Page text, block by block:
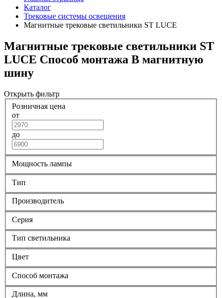
Каталог
Трековые системы освещения
Магнитные трековые светильники ST LUCE
Магнитные трековые светильники ST
LUCE Способ монтажа В магнитную
шину
Открыть фильтр
Розничная цена
от
до
Мощность лампы
Тип
Производитель
Серия
Тип светильника
Цвет
Способ монтажа
Длина, мм